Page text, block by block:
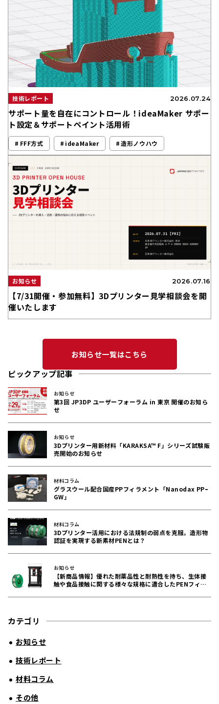
技術レポート 2026.07.24
サポート量を自在にコントロール！ideaMaker サポー
ト設定＆サポートペイント活用術
FFF方式 ideaMaker 造形ノウハウ
お知らせ 2026.07.16
【7/31開催・参加無料】3Dプリンター見学相談会を開
催いたします
お知らせ一覧はこちら
ピックアップ記事
お知らせ
第3回 JP3DP ユーザーフォーラム in 東京 開催のお知ら
せ
お知らせ
3Dプリンター用新材料「KARAKSA™ F」シリーズ試験販
売開始のお知らせ
材料コラム
グラスウール配合国産PPフィラメント「Nanodax PPｰ
GW」
材料コラム
3Dプリンター活用における法規制の弱点を克服。造形物
認証を実現する新素材PENとは？
お知らせ
【新商品情報】優れた耐薬品性と耐熱性を持ち、生体接
触や食品接触に関する様々な規格に適合したPENフィラ
カテゴリ
お知らせ
技術レポート
材料コラム
その他